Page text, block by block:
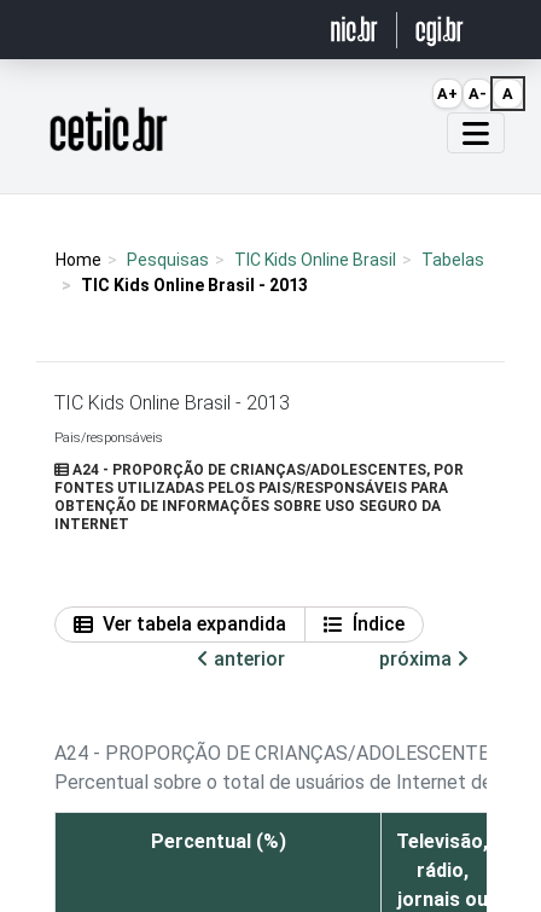
Página inicial
Home Pesquisas TIC Kids Online Brasil
Tabelas
TIC Kids Online Brasil - 2013
TIC Kids Online Brasil - 2013
Pais/responsáveis
A24 - PROPORÇÃO DE CRIANÇAS/ADOLESCENTES, POR
FONTES UTILIZADAS PELOS PAIS/RESPONSÁVEIS PARA
OBTENÇÃO DE INFORMAÇÕES SOBRE USO SEGURO DA
INTERNET
Ver tabela expandida
Índice
anterior
próxima
A24 - PROPORÇÃO DE CRIANÇAS/ADOLESCENTES,
Percentual sobre o total de usuários de Internet de 9 a
Percentual (%)
Televisão,
rádio,
jornais ou
A+ A- A